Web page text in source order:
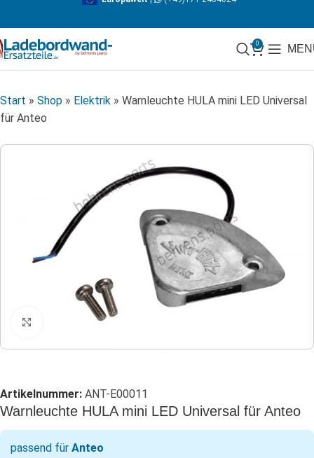
0
Start » Shop » Elektrik » Warnleuchte HULA mini LED Universal
für Anteo
Klicken zum Vergrößern
Artikelnummer: ANT-E00011
Warnleuchte HULA mini LED Universal für Anteo
passend für Anteo